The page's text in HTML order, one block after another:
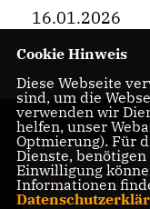
16.01.2026
Cookie Hinweis
Diese Webseite
sind, um die
verwenden wir
helfen, unser
Optmierung). Für
Dienste,
Einwilligung
Informationen